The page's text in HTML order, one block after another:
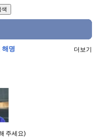
해명 더보기
주세요)